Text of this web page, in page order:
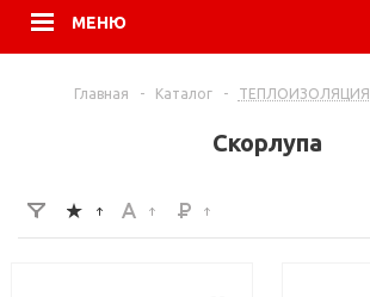
МЕНЮ
Главная - Каталог - ТЕПЛОИЗОЛЯЦИЯ
Скорлупа